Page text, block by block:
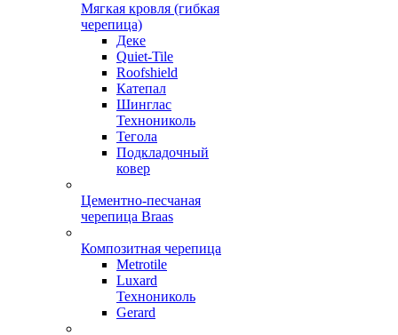
Мягкая кровля (гибкая
черепица)
Деке
Quiet-Tile
Roofshield
Катепал
Шинглас
Технониколь
Тегола
Подкладочный
ковер
Цементно-песчаная
черепица Braas
Композитная черепица
Metrotile
Luxard
Технониколь
Gerard